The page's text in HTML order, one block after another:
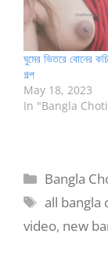
ঘুমের ভিতরে বোনের
গল্প
May 18, 2023
In "Bangla
Bangla
Tags
all bangla
video, new